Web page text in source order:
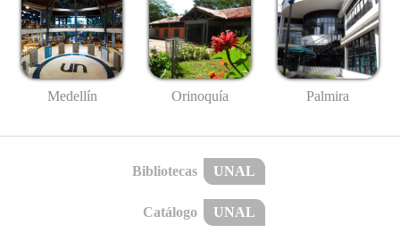
Medellín Orinoquía Palmira
Bibliotecas UNAL
Catálogo UNAL